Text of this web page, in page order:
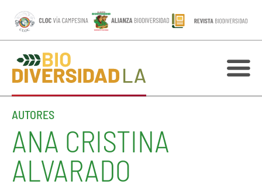
AUTORES
ANA CRISTINA
ALVARADO